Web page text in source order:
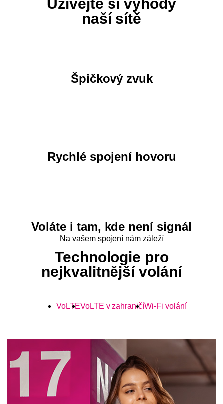
Užívejte si výhody
naší sítě
Špičkový zvuk
Rychlé spojení hovoru
Voláte i tam, kde není signál
Na vašem spojení nám záleží
Technologie pro
nejkvalitnější volání
VoLTEVoLTE v zahraničíWi-Fi volání